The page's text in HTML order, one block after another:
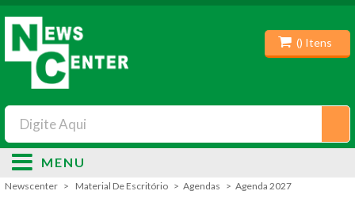
() Itens
MENU
Newscenter Material De Escritório Agendas Agenda 2027